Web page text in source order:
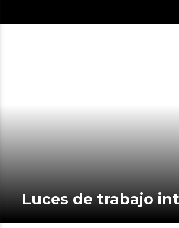
Luces de trabajo